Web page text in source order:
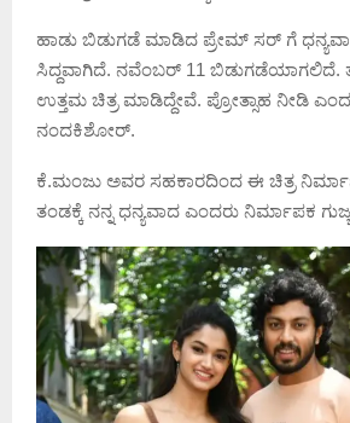
ಹಾಡು ಬಿಡುಗಡೆ ಮಾಡಿದ ಪ್ರೇಮ್ ಸರ್ ಗೆ
ಸಿದ್ದವಾಗಿದೆ.‌ ನವೆಂಬರ್ 11 ಬಿಡುಗಡೆಯಾಗಲಿದೆ.
ಉತ್ತಮ ಚಿತ್ರ ಮಾಡಿದ್ದೇವೆ. ಪ್ರೋತ್ಸಾಹ ನೀಡಿ
ನಂದಕಿಶೋರ್.
ಕೆ.ಮಂಜು ಅವರ ಸಹಕಾರದಿಂದ ಈ ಚಿತ್ರ
ತಂಡಕ್ಕೆ ನನ್ನ ಧನ್ಯವಾದ ಎಂದರು ನಿರ್ಮಾಪಕ